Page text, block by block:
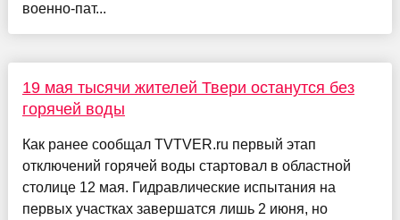
военно-пат...
19 мая тысячи жителей Твери останутся без
горячей воды
Как ранее сообщал TVTVER.ru первый этап
отключений горячей воды стартовал в областной
столице 12 мая. Гидравлические испытания на
первых участках завершатся лишь 2 июня, но